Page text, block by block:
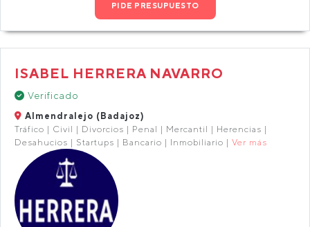
PIDE PRESUPUESTO
ISABEL HERRERA NAVARRO
Verificado
Almendralejo (Badajoz)
Tráfico | Civil | Divorcios | Penal | Mercantil | Herencias |
Desahucios | Startups | Bancario | Inmobiliario | Ver más